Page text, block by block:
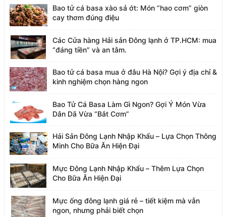
Bao tử cá basa xào sả ớt: Món “hao cơm” giòn
cay thơm đúng điệu
Các Cửa hàng Hải sản Đông lạnh ở TP.HCM: mua
“đáng tiền” và an tâm.
Bao tử cá basa mua ở đâu Hà Nội? Gợi ý địa chỉ &
kinh nghiệm chọn hàng ngon
Bao Tử Cá Basa Làm Gì Ngon? Gợi Ý Món Vừa
Dân Dã Vừa “Bắt Cơm”
Hải Sản Đông Lạnh Nhập Khẩu – Lựa Chọn Thông
Minh Cho Bữa Ăn Hiện Đại
Mực Đông Lạnh Nhập Khẩu – Thêm Lựa Chọn
Cho Bữa Ăn Hiện Đại
Mực ống đông lạnh giá rẻ – tiết kiệm mà vẫn
ngon, nhưng phải biết chọn